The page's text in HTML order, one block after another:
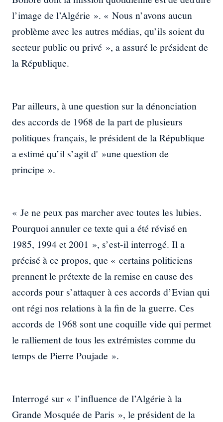
l’image de l’Algérie ». « Nous n’avons aucun
problème avec les autres médias, qu’ils soient du
secteur public ou privé », a assuré le président de
la République.
Par ailleurs, à une question sur la dénonciation
des accords de 1968 de la part de plusieurs
politiques français, le président de la République
a estimé qu’il s’agit d' »une question de
principe ».
« Je ne peux pas marcher avec toutes les lubies.
Pourquoi annuler ce texte qui a été révisé en
1985, 1994 et 2001 », s’est-il interrogé. Il a
précisé à ce propos, que « certains politiciens
prennent le prétexte de la remise en cause des
accords pour s’attaquer à ces accords d’Evian qui
ont régi nos relations à la fin de la guerre. Ces
accords de 1968 sont une coquille vide qui permet
le ralliement de tous les extrémistes comme du
temps de Pierre Poujade ».
Interrogé sur « l’influence de l’Algérie à la
Grande Mosquée de Paris », le président de la